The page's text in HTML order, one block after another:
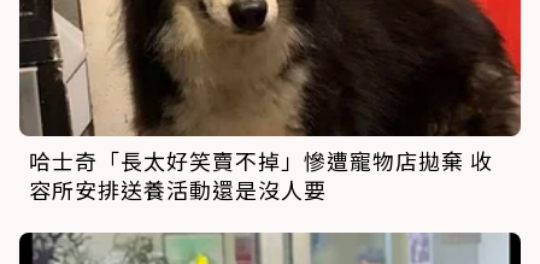
哈士奇「長太好笑賣不掉」慘遭寵物店拋棄 收
容所安排送養活動還是沒人要